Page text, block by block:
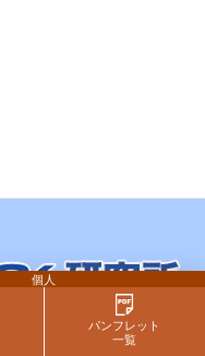
個人
パンフレット
一覧